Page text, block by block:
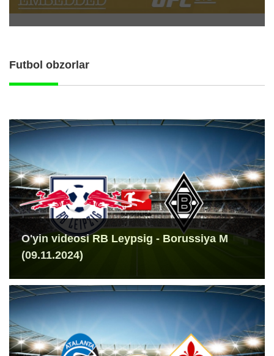
Futbol obzorlar
O'yin videosi RB Leypsig - Borussiya M
(09.11.2024)